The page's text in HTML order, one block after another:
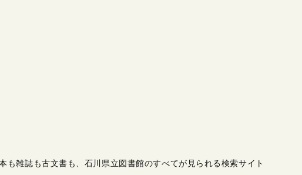
も雑誌も古文書も 石川県立図書館のすべてが見られる検索サイト